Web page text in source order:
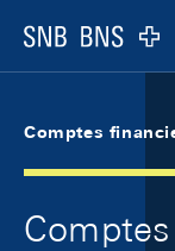
Logo
Comptes